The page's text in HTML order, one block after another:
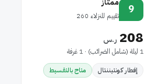
9 تقييم للنزلاء 260
208 ر.س
1 ليلة (شامل الضرائب) · 1 غرفة
إفطار كونتيننتال
متاح بالتقسيط